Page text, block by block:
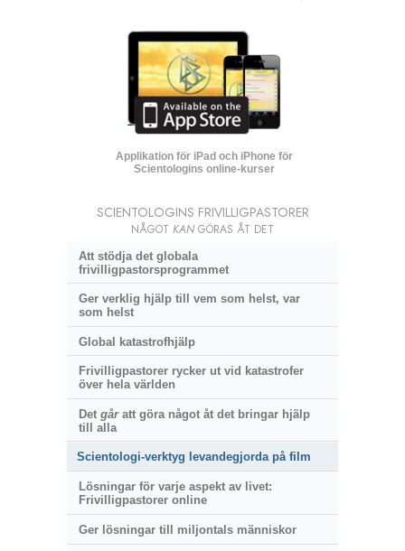
Applikation för iPad och iPhone för
Scientologins online-kurser
SCIENTOLOGINS FRIVILLIGPASTORER
NÅGOT KAN GÖRAS ÅT DET
Att stödja det globala
frivilligpastorsprogrammet
Ger verklig hjälp till vem som helst, var
som helst
Global katastrofhjälp
Frivilligpastorer rycker ut vid katastrofer
över hela världen
Det gåratt göra något åt det bringar hjälp
till alla
Scientologi-verktyg levandegjorda på film
Lösningar för varje aspekt av livet:
Frivilligpastorer online
Ger lösningar till miljontals människor